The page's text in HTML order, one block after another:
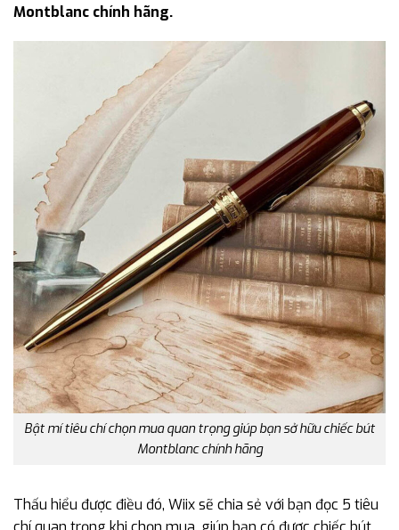
Montblanc chính hãng.
Bật mí tiêu chí chọn mua quan trọng giúp bạn sở hữu chiếc bút
Montblanc chính hãng
Thấu hiểu được điều đó, Wiix sẽ chia sẻ với bạn đọc 5 tiêu